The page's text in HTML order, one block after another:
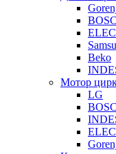
Beko
Мотор
LG